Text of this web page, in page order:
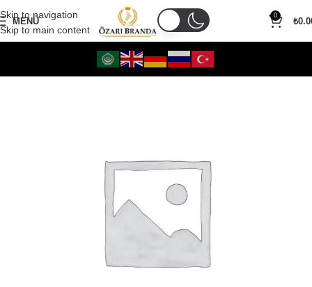
Skip to navigation
Skip to main content
MENÜ
0
₺